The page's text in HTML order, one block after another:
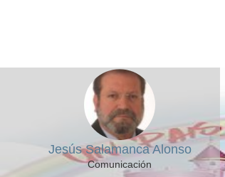
Jesús Salamanca Alonso
Comunicación